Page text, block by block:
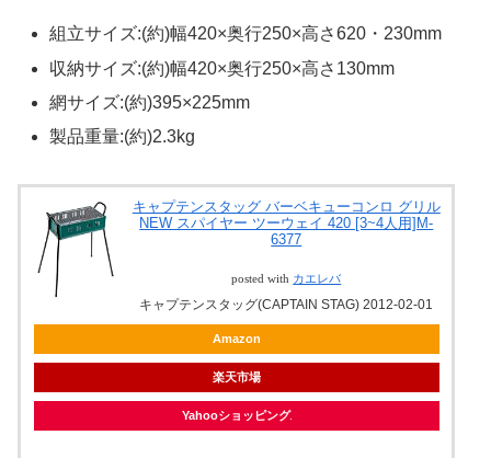
組立サイズ:(約)幅420×奥行250×高さ620・230mm
収納サイズ:(約)幅420×奥行250×高さ130mm
網サイズ:(約)395×225mm
製品重量:(約)2.3kg
キャプテンスタッグ バーベキューコンロ グリル
NEW スパイヤー ツーウェイ 420 [3~4人用]M-
6377
posted with カエレバ
キャプテンスタッグ(CAPTAIN STAG) 2012-02-01
Amazon
楽天市場
Yahooショッピング